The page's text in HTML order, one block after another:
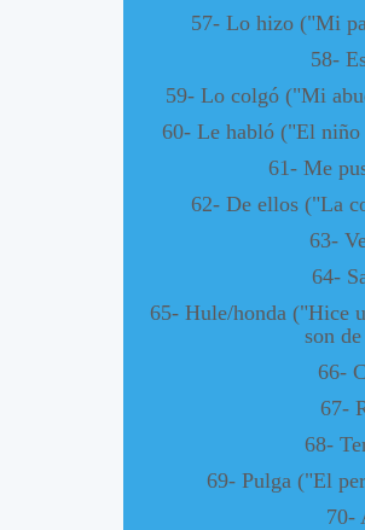
57- Lo hizo ("Mi
58-
59- Lo colgó ("Mi
60- Le habló ("El niño
61- Me
62- De ellos ("La
63-
64-
65- Hule/honda ("Hice
son
66-
67-
68-
69- Pulga ("El
70-